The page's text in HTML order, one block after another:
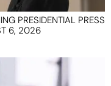
PRESIDENTIAL PRESS
6, 2026